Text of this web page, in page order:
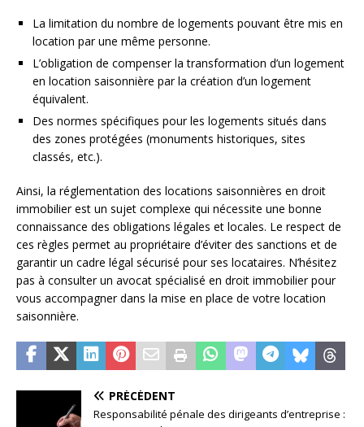
La limitation du nombre de logements pouvant être mis en
location par une même personne.
L’obligation de compenser la transformation d’un logement
en location saisonnière par la création d’un logement
équivalent.
Des normes spécifiques pour les logements situés dans
des zones protégées (monuments historiques, sites
classés, etc.).
Ainsi, la réglementation des locations saisonnières en droit
immobilier est un sujet complexe qui nécessite une bonne
connaissance des obligations légales et locales. Le respect de
ces règles permet au propriétaire d’éviter des sanctions et de
garantir un cadre légal sécurisé pour ses locataires. N’hésitez
pas à consulter un avocat spécialisé en droit immobilier pour
vous accompagner dans la mise en place de votre location
saisonnière.
PRÉCÉDENT
Responsabilité pénale des dirigeants d’entreprise :